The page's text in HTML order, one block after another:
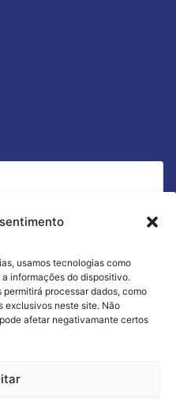
usamos tecnologias como
informações do dispositivo.
processar dados, como
exclusivos neste site. Não
afetar negativamante certos
o seu sucesso